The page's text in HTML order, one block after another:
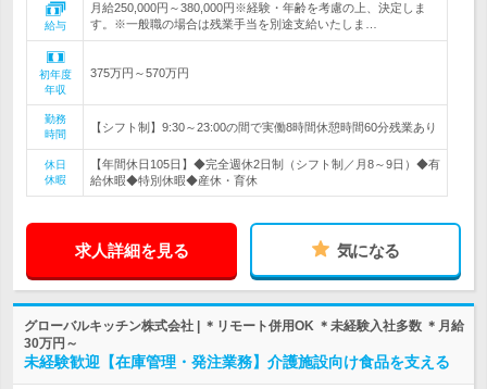
給与
月給250,000円～380,000円※経験・年齢を考慮の上、決定しま
す。※一般職の場合は残業手当を別途支給いたしま…
初年度
年収
375万円～570万円
勤務
時間
【シフト制】9:30～23:00の間で実働8時間休憩時間60分残業あり
休日
休暇
【年間休日105日】◆完全週休2日制（シフト制／月8～9日）◆有
給休暇◆特別休暇◆産休・育休
求人詳細を見る 気になる
グローバルキッチン株式会社 | ＊リモート併用OK ＊未経験入社多数 ＊月給
30万円～
未経験歓迎【在庫管理・発注業務】介護施設向け食品を支える